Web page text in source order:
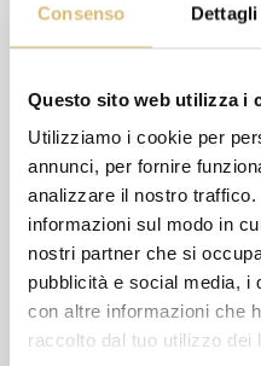
Consenso Dettagli
Questo sito web utilizza i
Utilizziamo i cookie per
annunci, per fornire
analizzare il nostro
informazioni sul modo in
nostri partner che si
pubblicità e social media, i
con altre informazioni che
raccolto dal tuo utilizzo dei
_ga
Google
_ga_# Google